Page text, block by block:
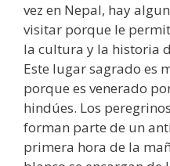
vez en Nepal, hay
visitar porque le
la cultura y la historia
Este lugar sagrado es
porque es venerado
hindúes. Los
forman parte de un
primera hora de la